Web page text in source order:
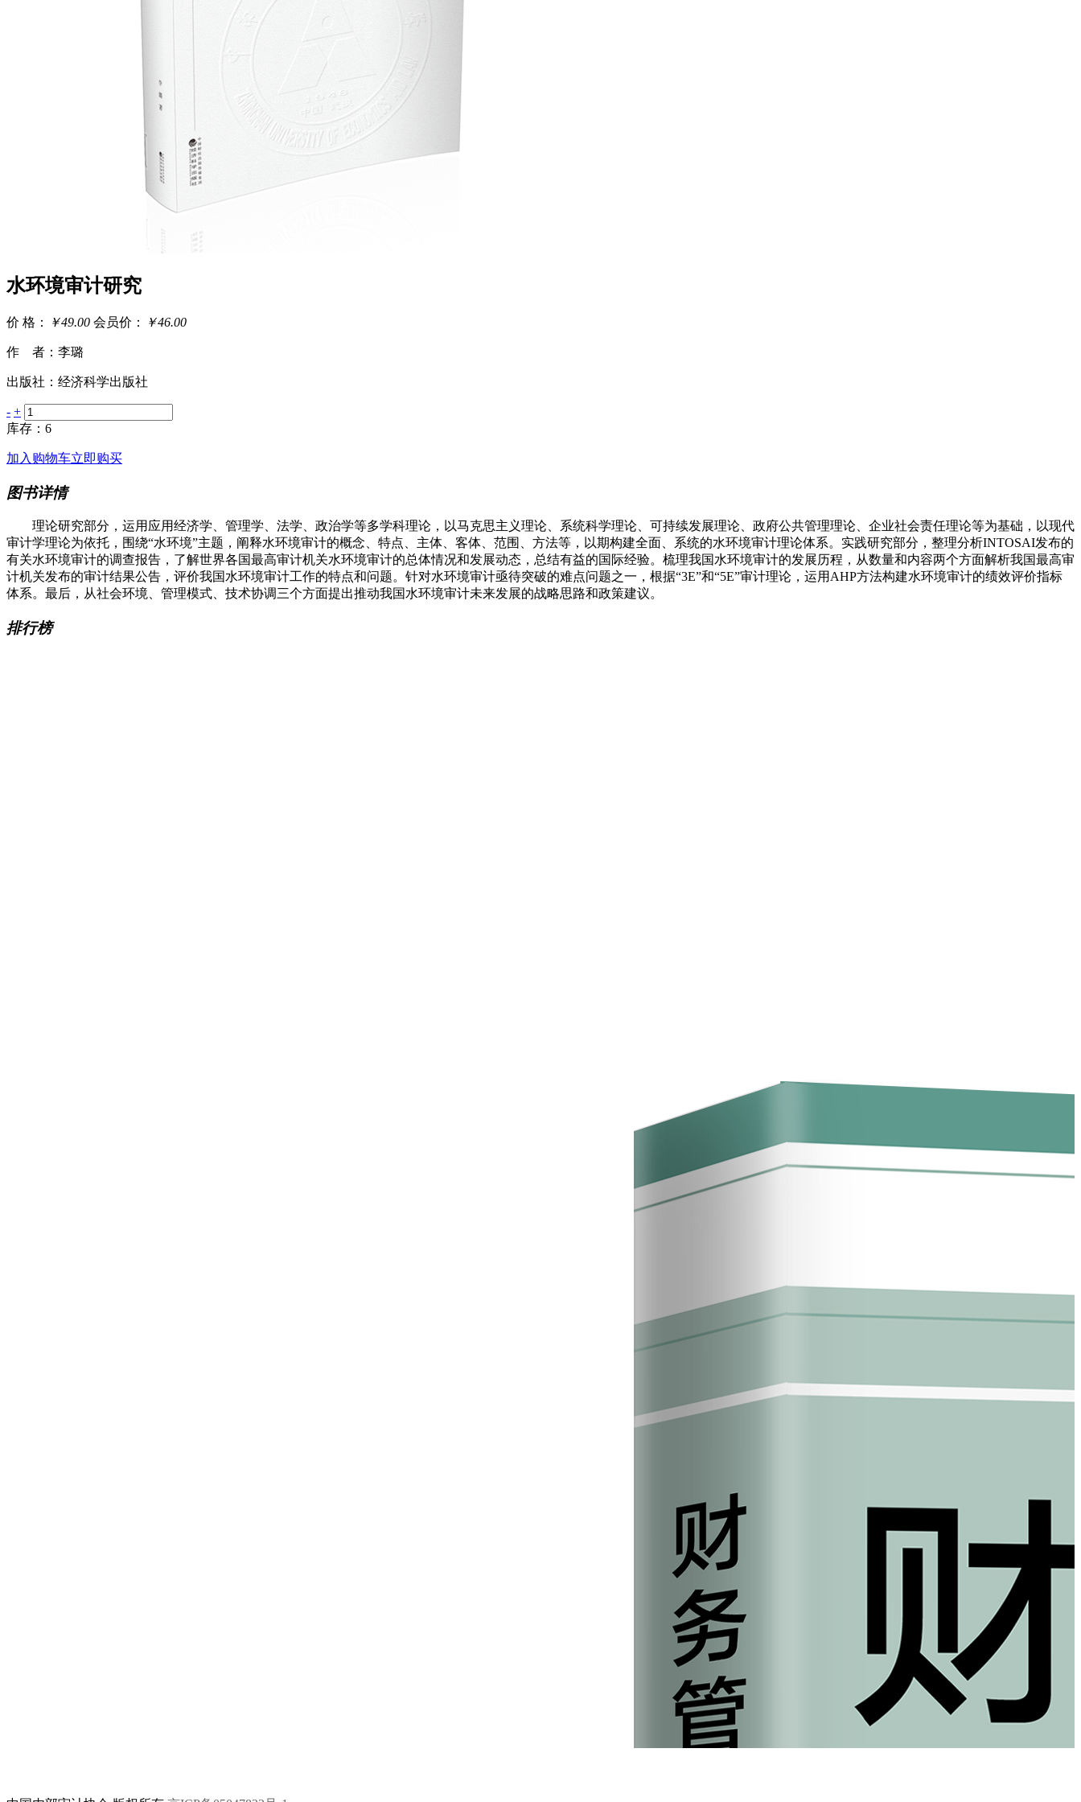
水环境审计研究
价 格： ￥49.00 会员价： ￥46.00
作 者：李璐
出版社：经济科学出版社
- +
库存：6
加入购物车立即购买
图书详情
理论研究部分，运用应用经济学、管理学、法学、政治学等多学科理论，以马克思主义理论、系统科学理论、可持续发展理论、政府公共管理理论、企业社会责任理论等为基础，以现代
审计学理论为依托，围绕“水环境”主题，阐释水环境审计的概念、特点、主体、客体、范围、方法等，以期构建全面、系统的水环境审计理论体系。实践研究部分，整理分析INTOSAI发布的
有关水环境审计的调查报告，了解世界各国最高审计机关水环境审计的总体情况和发展动态，总结有益的国际经验。梳理我国水环境审计的发展历程，从数量和内容两个方面解析我国最高审
计机关发布的审计结果公告，评价我国水环境审计工作的特点和问题。针对水环境审计亟待突破的难点问题之一，根据“3E”和“5E”审计理论，运用AHP方法构建水环境审计的绩效评价指标
体系。最后，从社会环境、管理模式、技术协调三个方面提出推动我国水环境审计未来发展的战略思路和政策建议。
排行榜